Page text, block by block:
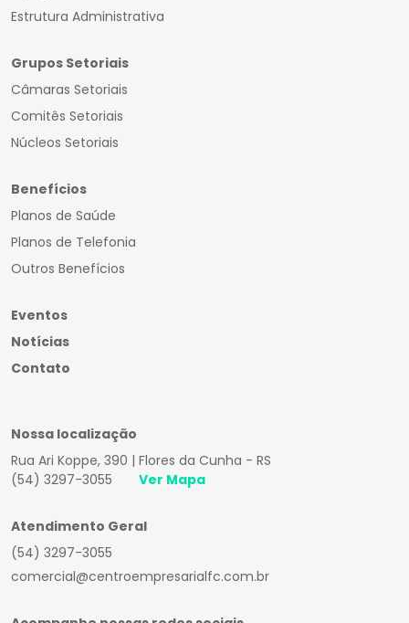
Estrutura Administrativa
Grupos Setoriais
Câmaras Setoriais
Comitês Setoriais
Núcleos Setoriais
Benefícios
Planos de Saúde
Planos de Telefonia
Outros Benefícios
Eventos
Notícias
Contato
Nossa localização
Rua Ari Koppe, 390 | Flores da Cunha - RS
(54) 3297-3055
Ver Mapa
Atendimento Geral
(54) 3297-3055
comercial@centroempresarialfc.com.br